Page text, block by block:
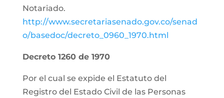
Notariado.
http://www.secretariasenado.gov.co/senad
o/basedoc/decreto_0960_1970.html
Decreto 1260 de 1970
Por el cual se expide el Estatuto del
Registro del Estado Civil de las Personas